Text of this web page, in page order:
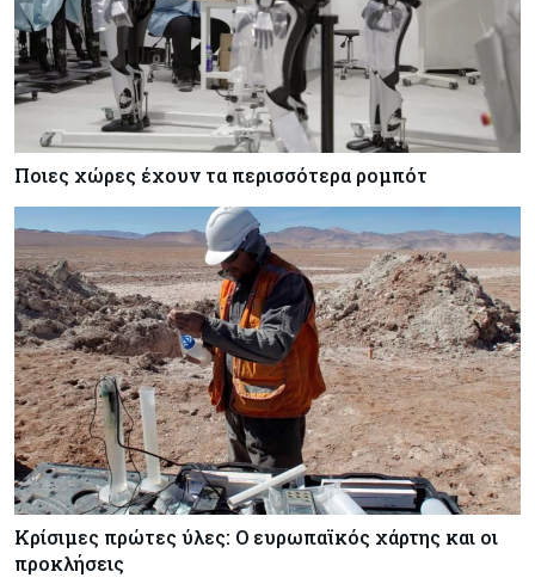
Ποιες χώρες έχουν τα περισσότερα ρομπότ
Κρίσιμες πρώτες ύλες: Ο ευρωπαϊκός χάρτης και οι
προκλήσεις